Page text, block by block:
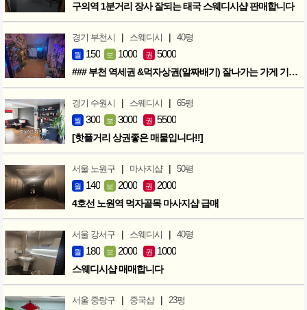
구의역 1분거리 장사 잘되는 태국 스웨디시샵 판매합니다
경기 부천시 | 스웨디시 | 40평
월 150 보 1000 권 5000
### 부천 역세권 &먹자상권(알짜배기) 잘나가는 가게 기회입니다 ###
경기 수원시 | 스웨디시 | 65평
월 300 보 3000 권 5500
[핫플거리 상권좋은 매물입니다!!]
서울 노원구 | 마사지샵 | 50평
월 140 보 2000 권 2000
4호선 노원역 먹자골목 마사지샵 급매
서울 강서구 | 스웨디시 | 40평
월 180 보 2000 권 1000
스웨디시샵 매매합니다
서울 중랑구 | 중국샵 | 23평